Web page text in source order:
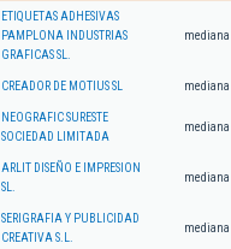
ETIQUETAS ADHESIVAS
PAMPLONA INDUSTRIAS
GRAFICAS SL.
mediana
CREADOR DE MOTIUS SL mediana
NEOGRAFIC SURESTE
SOCIEDAD LIMITADA
mediana
ARLIT DISEÑO E IMPRESION
SL.
mediana
SERIGRAFIA Y PUBLICIDAD
CREATIVA S.L.
mediana